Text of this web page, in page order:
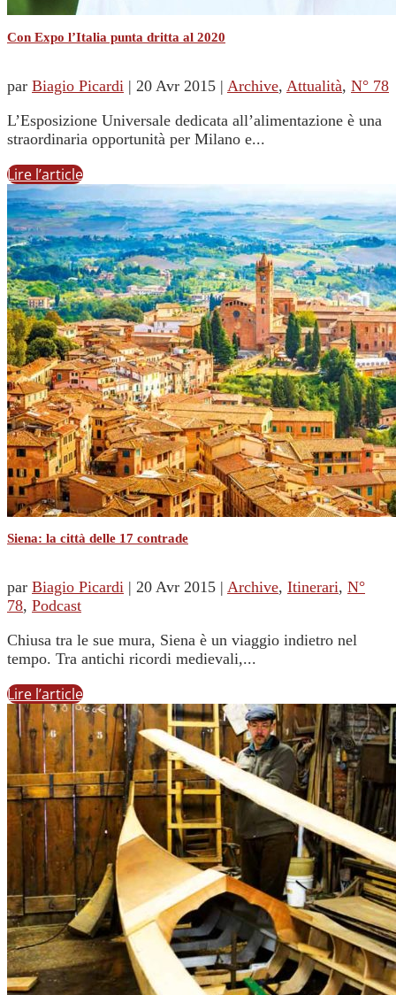
Con Expo l’Italia punta dritta al 2020
par Biagio Picardi | 20 Avr 2015 | Archive, Attualità, N° 78
L’Esposizione Universale dedicata all’alimentazione è una
straordinaria opportunità per Milano e...
Lire l’article
Siena: la città delle 17 contrade
par Biagio Picardi | 20 Avr 2015 | Archive, Itinerari, N°
78, Podcast
Chiusa tra le sue mura, Siena è un viaggio indietro nel
tempo. Tra antichi ricordi medievali,...
Lire l’article